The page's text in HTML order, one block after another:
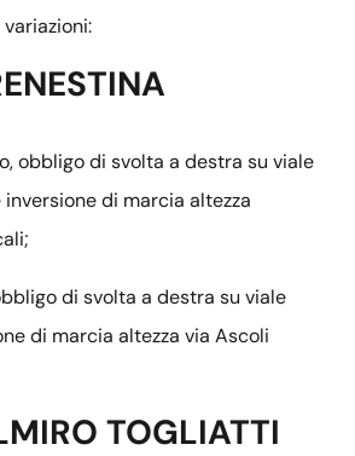
obbligo di svolta a destra su viale
di marcia altezza
di svolta a destra su viale
di marcia altezza via Ascoli
TOGLIATTI